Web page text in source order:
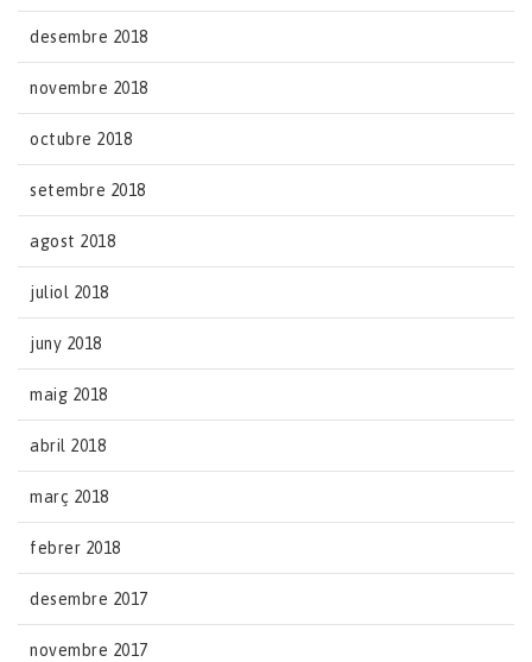
desembre 2018
novembre 2018
octubre 2018
setembre 2018
agost 2018
juliol 2018
juny 2018
maig 2018
abril 2018
març 2018
febrer 2018
desembre 2017
novembre 2017